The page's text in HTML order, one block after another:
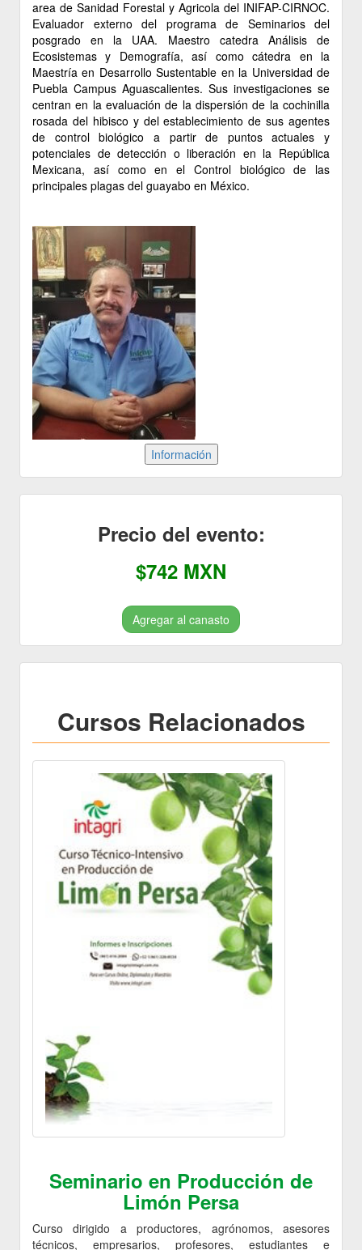
area de Sanidad Forestal y Agricola del INIFAP-CIRNOC.
Evaluador externo del programa de Seminarios del
posgrado en la UAA. Maestro catedra Análisis de
Ecosistemas y Demografía, así como cátedra en la
Maestría en Desarrollo Sustentable en la Universidad de
Puebla Campus Aguascalientes. Sus investigaciones se
centran en la evaluación de la dispersión de la cochinilla
rosada del hibisco y del establecimiento de sus agentes
de control biológico a partir de puntos actuales y
potenciales de detección o liberación en la República
Mexicana, así como en el Control biológico de las
principales plagas del guayabo en México.
Precio del evento:
$742 MXN
Agregar al canasto
Cursos Relacionados
Seminario en Producción de
Limón Persa
Curso dirigido a productores, agrónomos, asesores
técnicos, empresarios, profesores, estudiantes e